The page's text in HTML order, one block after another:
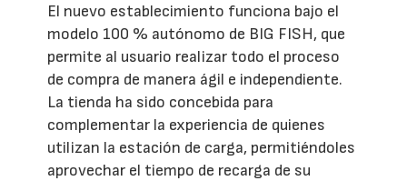
El nuevo establecimiento funciona bajo el
modelo 100 % autónomo de BIG FISH, que
permite al usuario realizar todo el proceso
de compra de manera ágil e independiente.
La tienda ha sido concebida para
complementar la experiencia de quienes
utilizan la estación de carga, permitiéndoles
aprovechar el tiempo de recarga de su